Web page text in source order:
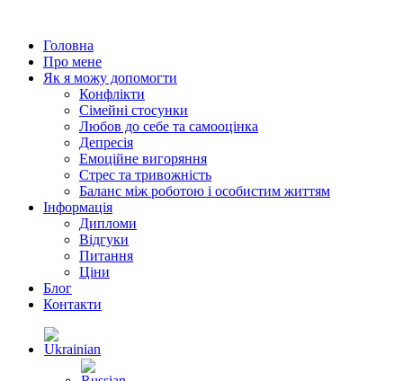
Головна
Про мене
Як я можу допомогти
Конфлікти
Сімейні стосунки
Любов до себе та самооцінка
Депресія
Емоційне вигоряння
Стрес та тривожність
Баланс між роботою і особистим життям
Інформація
Дипломи
Відгуки
Питання
Ціни
Блог
Контакти